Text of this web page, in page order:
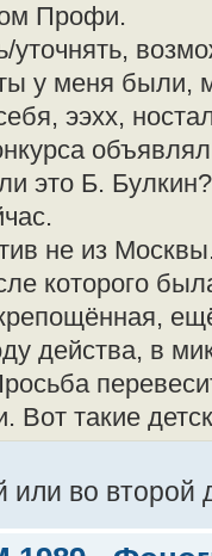
Профи.
уточнять,
у меня были,
ээхх,
это Б.
не из
которого
действа, в
Вот такие
или во второй